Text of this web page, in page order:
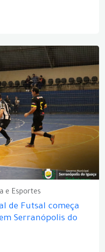
e Esportes
de Futsal começa
Serranópolis do